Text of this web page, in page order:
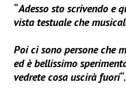
“Adesso sto scrivendo e
vista testuale che
Poi ci sono persone che
ed è bellissimo
vedrete cosa uscirà fuori“.